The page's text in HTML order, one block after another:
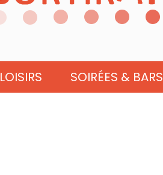
LOISIRS SOIRÉES & BARS